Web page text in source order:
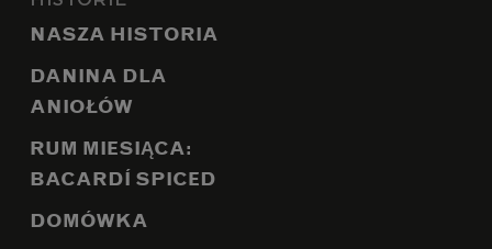
NASZA HISTORIA
DANINA DLA
ANIOŁÓW
RUM MIESIĄCA:
BACARDÍ SPICED
DOMÓWKA